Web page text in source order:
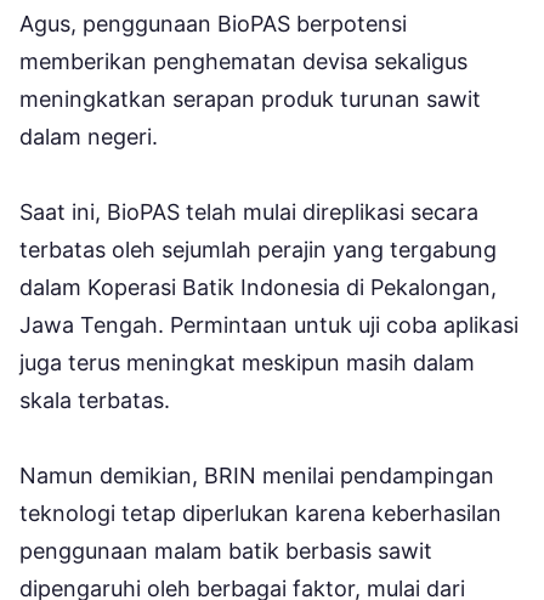
Agus, penggunaan BioPAS berpotensi
memberikan penghematan devisa sekaligus
meningkatkan serapan produk turunan sawit
dalam negeri.
Saat ini, BioPAS telah mulai direplikasi secara
terbatas oleh sejumlah perajin yang tergabung
dalam Koperasi Batik Indonesia di Pekalongan,
Jawa Tengah. Permintaan untuk uji coba aplikasi
juga terus meningkat meskipun masih dalam
skala terbatas.
Namun demikian, BRIN menilai pendampingan
teknologi tetap diperlukan karena keberhasilan
penggunaan malam batik berbasis sawit
dipengaruhi oleh berbagai faktor, mulai dari